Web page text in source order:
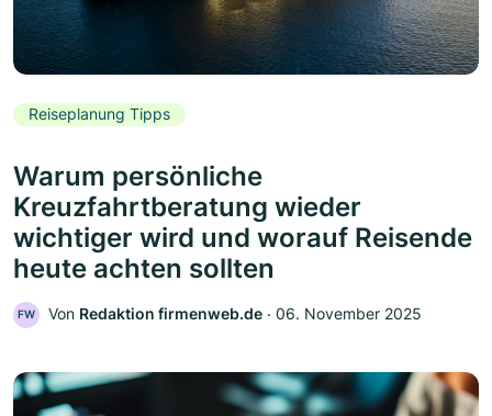
Reiseplanung Tipps
Warum persönliche
Kreuzfahrtberatung wieder
wichtiger wird und worauf Reisende
heute achten sollten
FW Von Redaktion firmenweb.de ‧ 06. November 2025